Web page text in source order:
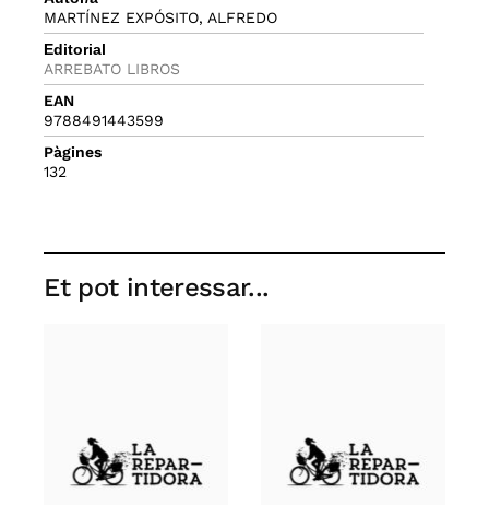
MARTÍNEZ EXPÓSITO, ALFREDO
Editorial
ARREBATO LIBROS
EAN
9788491443599
Pàgines
132
Et pot interessar...